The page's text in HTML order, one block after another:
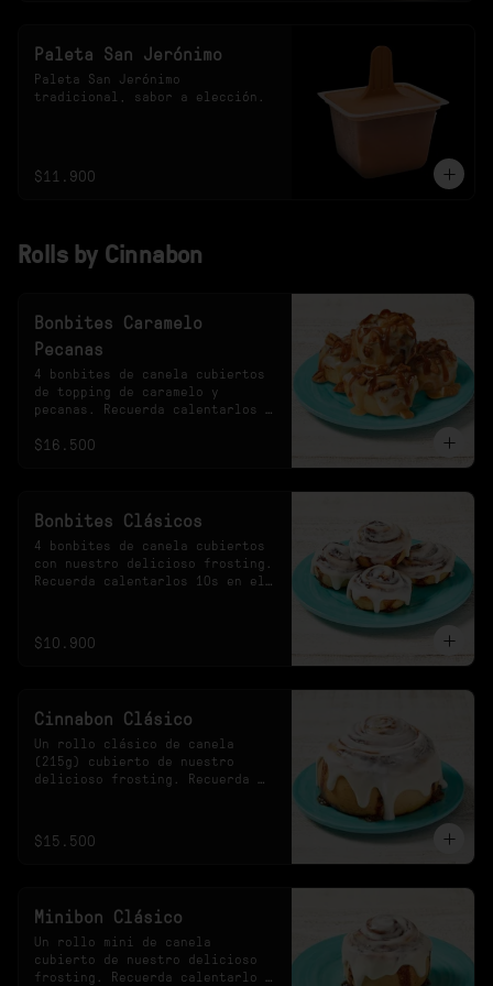
Paleta San Jerónimo
Paleta San Jerónimo
tradicional, sabor a elección.
$11.900
Rolls by Cinnabon
Bonbites Caramelo
Pecanas
4 bonbites de canela cubiertos
de topping de caramelo y
pecanas. Recuerda calentarlos
$16.500
Bonbites Clásicos
4 bonbites de canela cubiertos
con nuestro delicioso frosting.
Recuerda calentarlos 10s en el
$10.900
Cinnabon Clásico
Un rollo clásico de canela
(215g) cubierto de nuestro
delicioso frosting. Recuerda
$15.500
Minibon Clásico
Un rollo mini de canela
cubierto de nuestro delicioso
frosting. Recuerda calentarlo